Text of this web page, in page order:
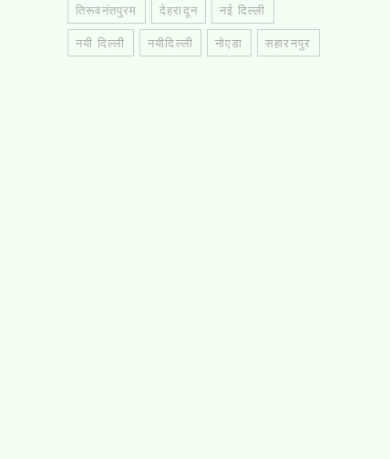
तिरूवनंतपुरम देहरादून नई दिल्ली
नयी दिल्ली नयीदिल्ली नोएडा सहारनपुर